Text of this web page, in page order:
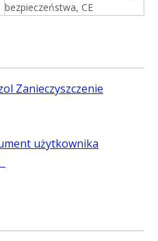
bezpieczeństwa, CE
Zanieczyszczenie
użytkownika